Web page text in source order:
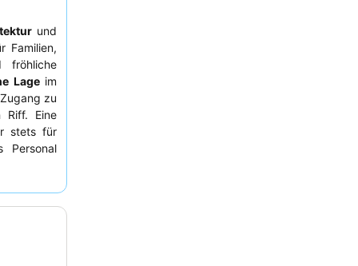
und
Familien,
fröhliche
Lageim
zu
Riff. Eine
stets für
Personal
Zu den
Gäste